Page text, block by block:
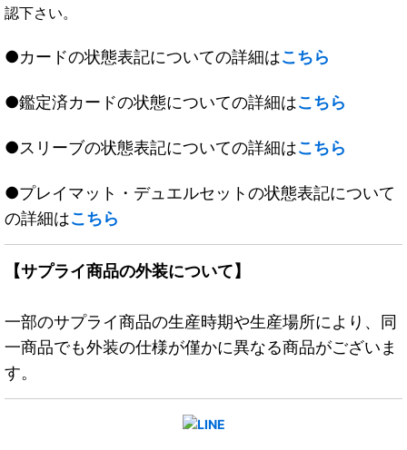
認下さい。
●カードの状態表記についての詳細はこちら
●鑑定済カードの状態についての詳細はこちら
●スリーブの状態表記についての詳細はこちら
●プレイマット・デュエルセットの状態表記について
の詳細はこちら
【サプライ商品の外装について】
一部のサプライ商品の生産時期や生産場所により、同
一商品でも外装の仕様が僅かに異なる商品がございま
す。